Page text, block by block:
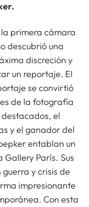
primera cámara
descubrió una
discreción y
un reportaje. El
se convirtió
de la fotografía
el
y el ganador del
entablan un
París. Sus
y crisis de
impresionante
Con esta